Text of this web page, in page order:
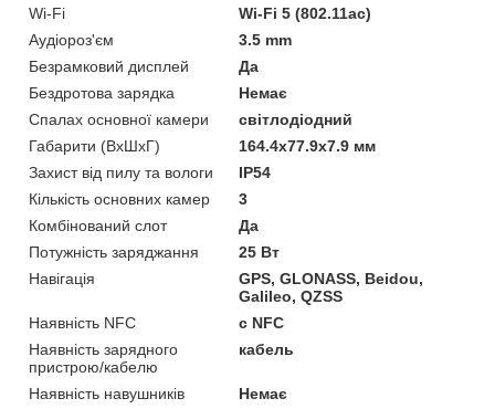
Wi-Fi
Wi-Fi 5 (802.11ac)
Аудіороз'єм
3.5 mm
Безрамковий дисплей
Да
Бездротова зарядка
Немає
Спалах основної камери
світлодіодний
Габарити (ВхШхГ)
164.4x77.9x7.9 мм
Захист від пилу та вологи
IP54
Кількість основних камер
3
Комбінований слот
Да
Потужність заряджання
25 Вт
Навігація
GPS, GLONASS, Beidou,
Galileo, QZSS
Наявність NFC
с NFC
Наявність зарядного
пристрою/кабелю
кабель
Наявність навушників
Немає